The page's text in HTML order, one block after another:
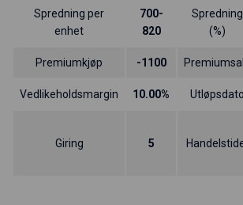
Spredning per
enhet
700-
820
Spredning
(%)
Premiumkjøp -1100
Vedlikeholdsmargin 10.00% Utløpsdato
Giring 5